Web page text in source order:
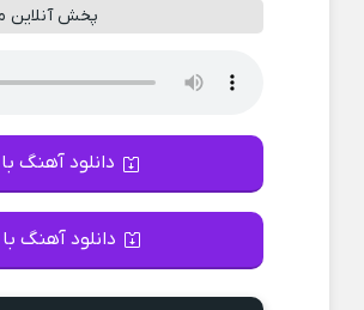
پخش
دانلود آهنگ با
دانلود آهنگ